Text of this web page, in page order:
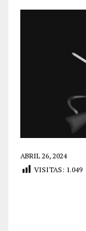
ABRIL 26, 2024
VISITAS: 1.049